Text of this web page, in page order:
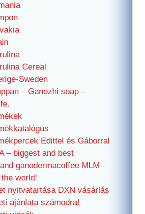
Cereal
Sweden
– Ganozhi soap –
Edittel és Gáborral
– biggest and best
ganodermacoffee MLM
world!
nyitvatartása DXN vásárlás
ajánlata számodra!